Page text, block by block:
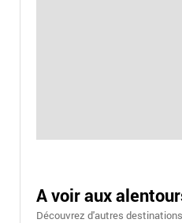
A voir aux
Découvrez d'autres